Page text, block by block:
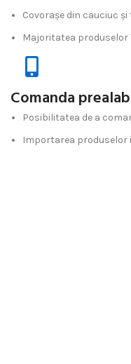
Covorașe din cauciuc
Majoritatea
Comanda
Posibilitatea de a
Importarea produselor